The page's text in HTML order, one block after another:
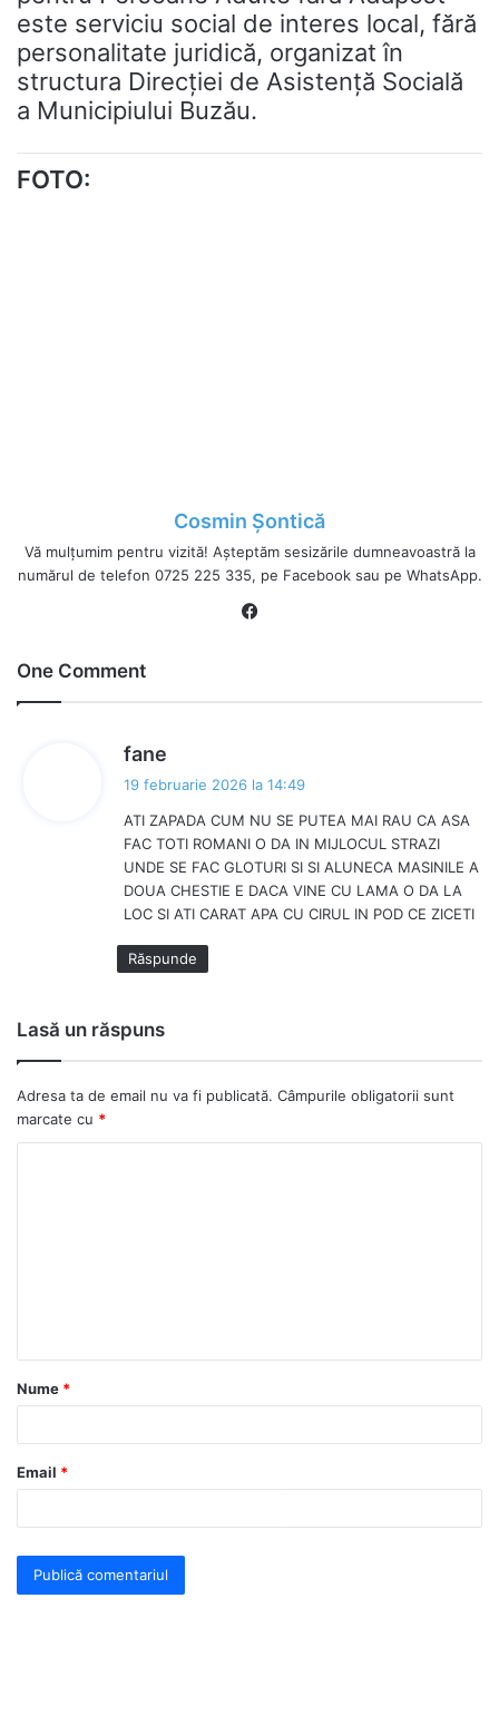
este serviciu social de interes local, fără
personalitate juridică, organizat în
structura Direcţiei de Asistenţă Socială
a Municipiului Buzău.
FOTO:
Cosmin Șontică
Vă mulțumim pentru vizită! Așteptăm sesizările dumneavoastră la
numărul de telefon 0725 225 335, pe Facebook sau pe WhatsApp.
One Comment
fane
n
e
:
19 februarie 2026 la 14:49
ATI ZAPADA CUM NU SE PUTEA MAI RAU CA ASA
FAC TOTI ROMANI O DA IN MIJLOCUL STRAZI
UNDE SE FAC GLOTURI SI SI ALUNECA MASINILE A
DOUA CHESTIE E DACA VINE CU LAMA O DA LA
LOC SI ATI CARAT APA CU CIRUL IN POD CE ZICETI
Răspunde
Lasă un răspuns
Adresa ta de email nu va fi publicată. Câmpurile obligatorii sunt
marcate cu *
a
r
*
Nume *
Email *